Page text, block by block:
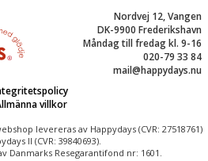
gamla stadsdelen
gotiska torn
är däremot ett möte med
idyll, som ligger sida vid sida
med modebutiker,
detta i ett överskådligt
inte är större än att du
Nordvej 12, Vangen
DK-9900 Frederikshavn
Måndag till fredag kl. 9-16
020-79 33 84
mail@happydays.nu
villkor
levereras av Happydays (CVR: 27518761)
II (CVR: 39840693).
Danmarks Resegarantifond nr: 1601.